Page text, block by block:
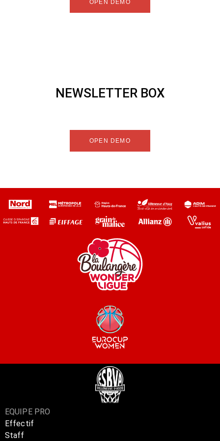
OPEN DEMO
NEWSLETTER BOX
OPEN DEMO
EQUIPE PRO
Effectif
Staff